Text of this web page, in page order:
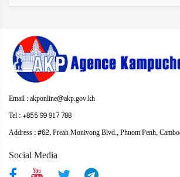
Email : akponline@akp.gov.kh
Tel : +855 99 917 788
Address : ​#62, Preah Monivong Blvd., Phnom Penh,
Social Media